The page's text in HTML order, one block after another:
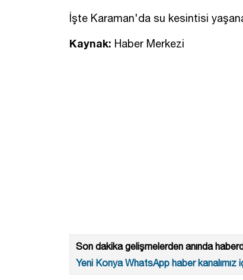
İşte Karaman'da su kesintisi
Kaynak: Haber Merkezi
Son dakika gelişmelerden anında
Yeni Konya WhatsApp haber kanalımız